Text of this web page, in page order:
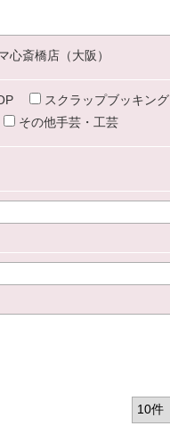
心斎橋店（大阪）
スクラップブッキング
その他手芸・工芸